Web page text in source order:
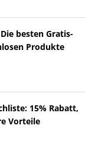
besten Gratis-
Produkte
15% Rabatt,
Vorteile